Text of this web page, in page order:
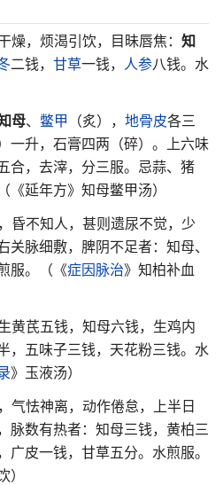
燥，烦渴引饮，目昧唇焦： 知
二钱， 甘草一钱， 人参八钱。水
母、 鳖甲 （炙）， 地骨皮各三
一升，石膏四两（碎）。上六味
合，去滓，分三服。忌蒜、猪
《延年方》知母鳖甲汤）
昏不知人，甚则遗尿不觉，少
关脉细敷，脾阴不足者：知母、
服。（《症因脉治》知柏补血
黄芪五钱，知母六钱，生鸡内
，五味子三钱，天花粉三钱。水
》玉液汤）
气怯神离，动作倦怠，上半日
脉数有热者：知母三钱，黄柏三
广皮一钱，甘草五分。水煎服。
）